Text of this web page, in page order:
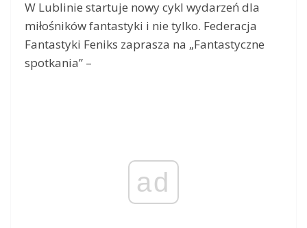
W Lublinie startuje nowy cykl wydarzeń dla
miłośników fantastyki i nie tylko. Federacja
Fantastyki Feniks zaprasza na „Fantastyczne
spotkania” –
ad